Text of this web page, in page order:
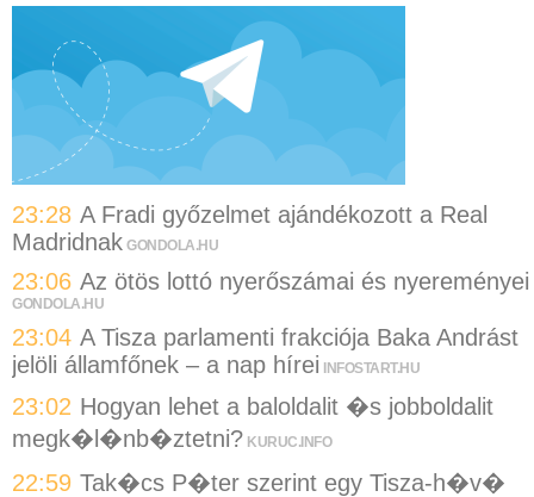
23:28 A Fradi győzelmet ajándékozott a Real
Madridnak GONDOLA.HU
23:06 Az ötös lottó nyerőszámai és nyereményei
GONDOLA.HU
23:04 A Tisza parlamenti frakciója Baka Andrást
jelöli államfőnek – a nap hírei INFOSTART.HU
23:02 Hogyan lehet a baloldalit �s jobboldalit
megk�l�nb�ztetni? KURUC.INFO
22:59 Tak�cs P�ter szerint egy Tisza-h�v�